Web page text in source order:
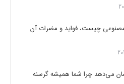
چیست، فواید و مضرات آن
نشان می‌دهد چرا شما همیشه گرسنه